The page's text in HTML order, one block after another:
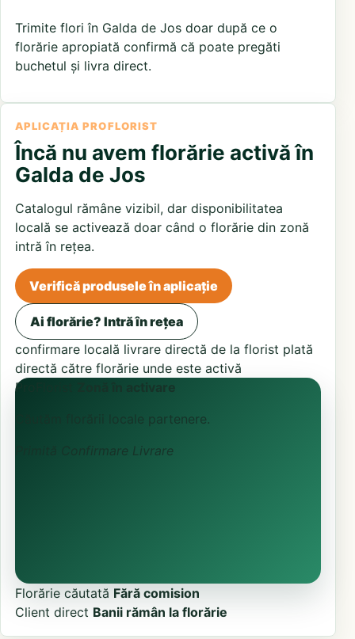
Trimite flori în Galda de Jos doar după ce o
florărie apropiată confirmă că poate pregăti
buchetul și livra direct.
APLICAȚIA PROFLORIST
Încă nu avem florărie activă în
Galda de Jos
Catalogul rămâne vizibil, dar disponibilitatea
locală se activează doar când o florărie din zonă
intră în rețea.
Verifică produsele în aplicație
Ai florărie? Intră în rețea
confirmare locală livrare directă de la florist plată
directă către florărie unde este activă
ProFlorist
Zonă în activare
Căutăm florării locale partenere.
Confirmare Livrare
Florărie căutată Fără comision
Client direct Banii rămân la florărie